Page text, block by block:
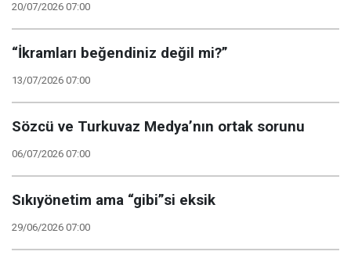
20/07/2026 07:00
“İkramları beğendiniz değil mi?”
13/07/2026 07:00
Sözcü ve Turkuvaz Medya’nın ortak sorunu
06/07/2026 07:00
Sıkıyönetim ama “gibi”si eksik
29/06/2026 07:00